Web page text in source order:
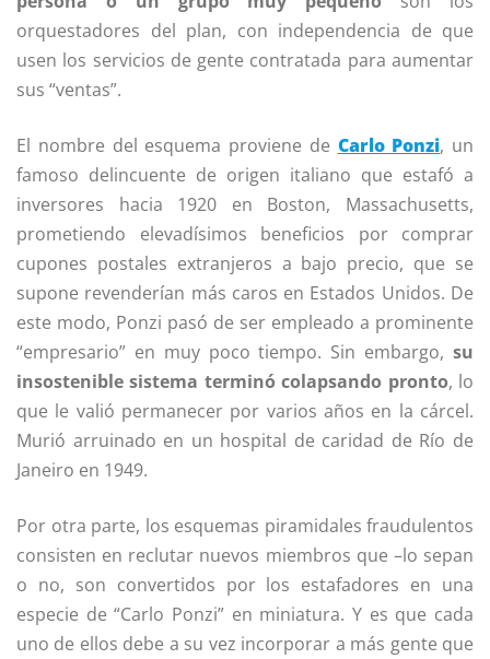
orquestadores del plan, con independencia de que
usen los servicios de gente contratada para aumentar
sus “ventas”.
El nombre del esquema proviene de Carlo Ponzi, un
famoso delincuente de origen italiano que estafó a
inversores hacia 1920 en Boston, Massachusetts,
prometiendo elevadísimos beneficios por comprar
cupones postales extranjeros a bajo precio, que se
supone revenderían más caros en Estados Unidos. De
este modo, Ponzi pasó de ser empleado a prominente
“empresario” en muy poco tiempo. Sin embargo, su
insostenible sistema terminó colapsando pronto, lo
que le valió permanecer por varios años en la cárcel.
Murió arruinado en un hospital de caridad de Río de
Janeiro en 1949.
Por otra parte, los esquemas piramidales fraudulentos
consisten en reclutar nuevos miembros que –lo sepan
o no, son convertidos por los estafadores en una
especie de “Carlo Ponzi” en miniatura. Y es que cada
uno de ellos debe a su vez incorporar a más gente que